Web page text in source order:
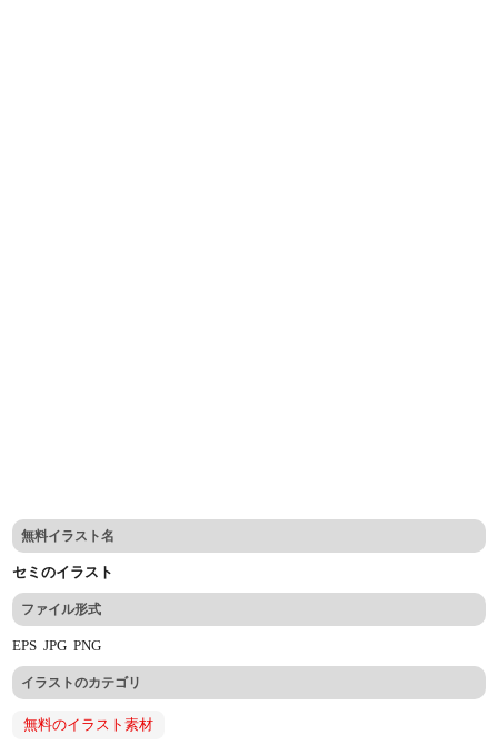
無料イラスト名
セミのイラスト
ファイル形式
EPSJPGPNG
イラストのカテゴリ
無料のイラスト素材